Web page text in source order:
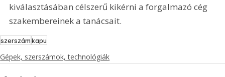
kiválasztásában célszerű kikérni a forgalmazó cég
szakembereinek a tanácsait.
szerszámkapu
Gépek, szerszámok, technológiák